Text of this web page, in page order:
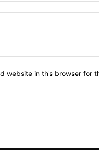
website in this browser for